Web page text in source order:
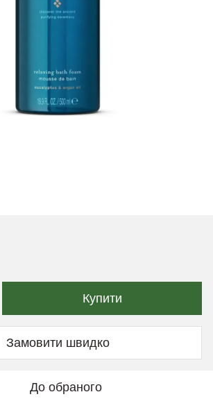
Купити
Замовити швидко
До обраного